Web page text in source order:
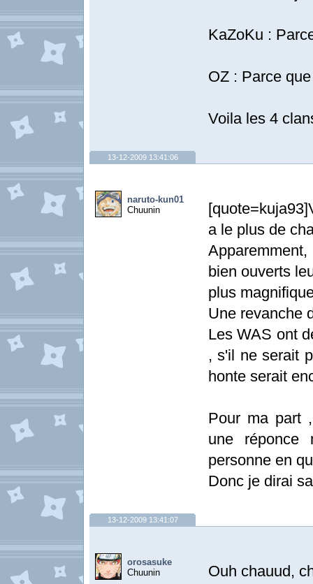
KaZoKu :
OZ : Parce que
Voila les 4
13-12-2009 13:41:06
naruto-kun01
Chuunin
a le plus de
bien ouverts
plus
Une revanche
Les WAS ont
, s'il ne serait
honte serait
Pour ma part
une réponce
personne en
Donc je dirai
13-12-2009 13:41:07
orosasuke
Chuunin
Ouh chauud,